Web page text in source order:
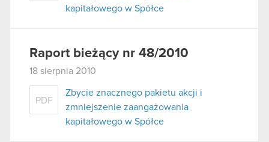
kapitałowego w Spółce
Raport bieżący nr 48/2010
18 sierpnia 2010
PDF
Zbycie znacznego pakietu akcji i
zmniejszenie zaangażowania
kapitałowego w Spółce